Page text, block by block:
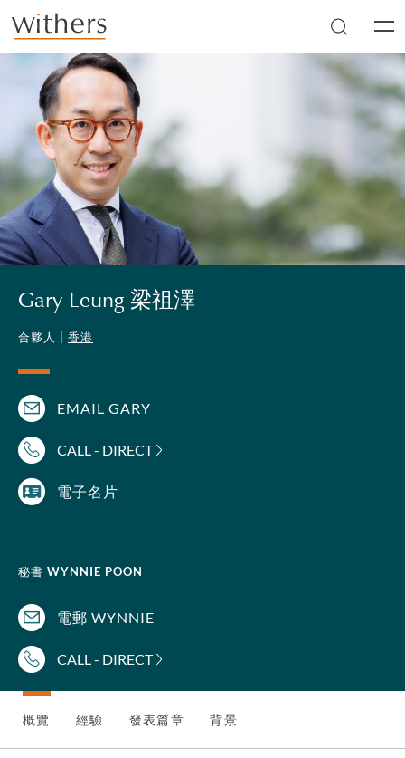
Skip to main content
Gary Leung 梁祖澤
合夥人 | 香港
EMAIL GARY
CALL - DIRECT
電子名片
秘書 WYNNIE POON
電郵 WYNNIE
CALL - DIRECT
概覽 經驗 發表篇章 背景